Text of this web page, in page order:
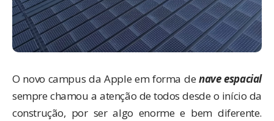
O novo campus da Apple em forma de nave espacial
sempre chamou a atenção de todos desde o início da
construção, por ser algo enorme e bem diferente.